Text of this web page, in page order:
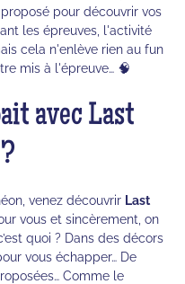
pour découvrir vos
les épreuves, l'activité
cela n'enlève rien au fun
mis à l'épreuve… 🧠
avec Last
venez découvrir Last
vous et sincèrement, on
c’est quoi ? Dans des décors
vous échapper… De
Comme le